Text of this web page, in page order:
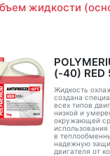
жидкости
(-40) RED
Жидкость
создана
всех типов
низкой и
окружающей
в
надежную
двигателя от